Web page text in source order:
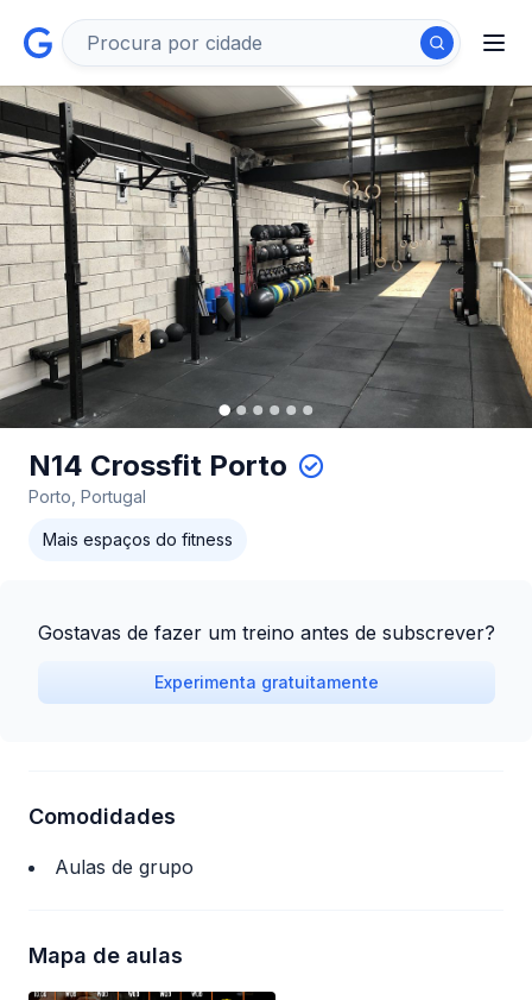
N14 Crossfit Porto
Porto, Portugal
Mais espaços do fitness
Gostavas de fazer um treino antes de subscrever?
Experimenta gratuitamente
Comodidades
Aulas de grupo
Mapa de aulas